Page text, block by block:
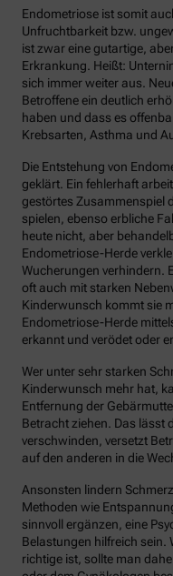
Endometriose ist somit
Unfruchtbarkeit bzw.
ist zwar eine gutartige,
Erkrankung. Heißt:
sich immer weiter aus.
Betroffene ein deutlich
haben und dass es
Krebsarten, Asthma und
Die Entstehung von
geklärt. Ein fehlerhaft
gestörtes Zusammenspiel
spielen, ebenso erbliche
heute nicht, aber
Endometriose-Herde
Wucherungen verhindern.
oft auch mit starken
Kinderwunsch kommt sie
Endometriose-Herde
erkannt und verödet oder
Wer unter sehr starken
Kinderwunsch mehr hat,
Entfernung der
Betracht ziehen. Das lässt
verschwinden, versetzt
auf den anderen in die
Ansonsten lindern
Methoden wie
sinnvoll ergänzen, eine
Belastungen hilfreich sein.
richtige ist, sollte man